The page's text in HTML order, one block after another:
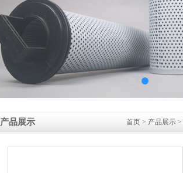
产品展示 首页 > 产品展示 >